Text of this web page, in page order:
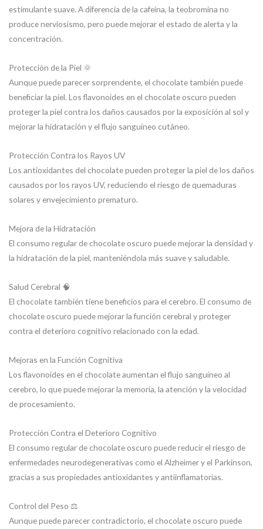
estimulante suave. A diferencia de la cafeína, la teobromina no
produce nerviosismo, pero puede mejorar el estado de alerta y la
concentración.
Protección de la Piel 🌞
Aunque puede parecer sorprendente, el chocolate también puede
beneficiar la piel. Los flavonoides en el chocolate oscuro pueden
proteger la piel contra los daños causados por la exposición al sol y
mejorar la hidratación y el flujo sanguíneo cutáneo.
Protección Contra los Rayos UV
Los antioxidantes del chocolate pueden proteger la piel de los daños
causados por los rayos UV, reduciendo el riesgo de quemaduras
solares y envejecimiento prematuro.
Mejora de la Hidratación
El consumo regular de chocolate oscuro puede mejorar la densidad y
la hidratación de la piel, manteniéndola más suave y saludable.
Salud Cerebral 🧠
El chocolate también tiene beneficios para el cerebro. El consumo de
chocolate oscuro puede mejorar la función cerebral y proteger
contra el deterioro cognitivo relacionado con la edad.
Mejoras en la Función Cognitiva
Los flavonoides en el chocolate aumentan el flujo sanguíneo al
cerebro, lo que puede mejorar la memoria, la atención y la velocidad
de procesamiento.
Protección Contra el Deterioro Cognitivo
El consumo regular de chocolate oscuro puede reducir el riesgo de
enfermedades neurodegenerativas como el Alzheimer y el Parkinson,
gracias a sus propiedades antioxidantes y antiinflamatorias.
Control del Peso ⚖️
Aunque puede parecer contradictorio, el chocolate oscuro puede